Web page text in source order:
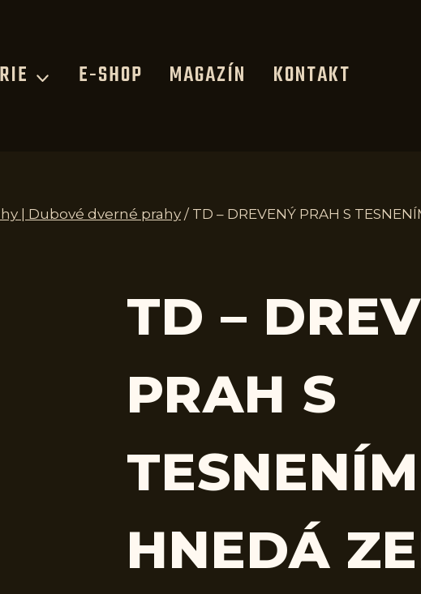
E-SHOP MAGAZÍN KONTAKT
| Dubové dverné prahy / TD – DREVENÝ PRAH S
TD –
PRAH S
HNEDÁ